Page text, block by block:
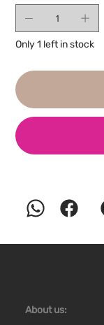
Only 1 left in stock
About us: